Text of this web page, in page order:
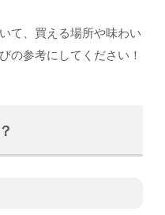
て、買える場所や味わい
の参考にしてください！